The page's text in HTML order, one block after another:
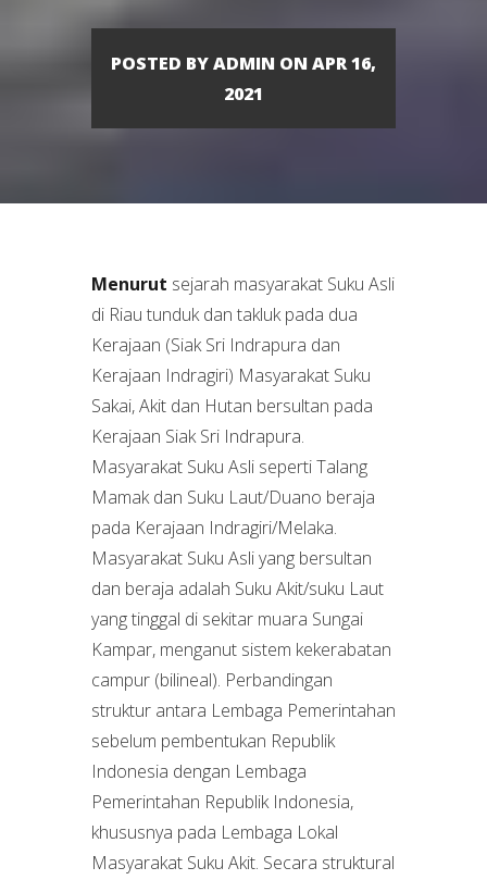
POSTED BY ADMIN ON APR 16,
2021
Menurut sejarah masyarakat Suku Asli
di Riau tunduk dan takluk pada dua
Kerajaan (Siak Sri Indrapura dan
Kerajaan Indragiri) Masyarakat Suku
Sakai, Akit dan Hutan bersultan pada
Kerajaan Siak Sri Indrapura.
Masyarakat Suku Asli seperti Talang
Mamak dan Suku Laut/Duano beraja
pada Kerajaan Indragiri/Melaka.
Masyarakat Suku Asli yang bersultan
dan beraja adalah Suku Akit/suku Laut
yang tinggal di sekitar muara Sungai
Kampar, menganut sistem kekerabatan
campur (bilineal). Perbandingan
struktur antara Lembaga Pemerintahan
sebelum pembentukan Republik
Indonesia dengan Lembaga
Pemerintahan Republik Indonesia,
khususnya pada Lembaga Lokal
Masyarakat Suku Akit. Secara struktural